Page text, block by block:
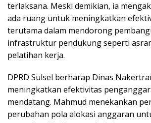
terlaksana. Meski demikian, ia
ada ruang untuk meningkatkan
terutama dalam mendorong
infrastruktur pendukung seperti
pelatihan kerja.
DPRD Sulsel berharap Dinas
meningkatkan efektivitas
mendatang. Mahmud menekankan
perubahan pola alokasi anggaran